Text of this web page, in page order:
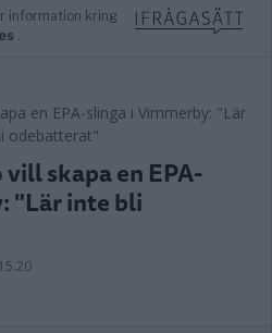
skapa en EPA-
"Lär inte bli